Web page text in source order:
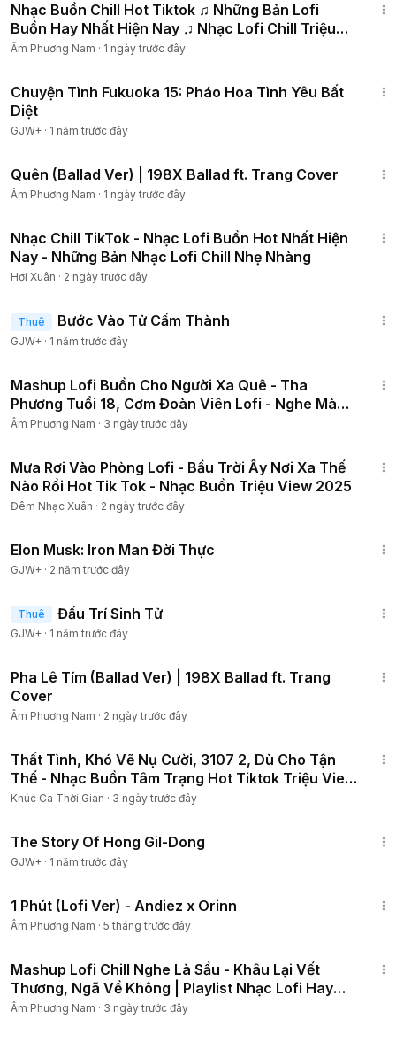
06. Nhường Lại Nỗi Đau - Ngân Ngân
07. Say Trong Cơn Đau - Thiên Chí
08. Người Dưng Nước Lã - Nguyễn Vĩ
10. Yêu Thương Nhau Gì Đâu - Du Thiên
11. Đừng Như Vậy Mà - Đình Dũng
12. Nặng Tình - Khả Hiệp
© Copyright Cryz T
Nhạc Buồn Chill Hot Tiktok ♫ Những Bản Lofi
Buồn Hay Nhất Hiện Nay ♫ Nhạc Lofi Chill Triệu
View
Âm Phương Nam · 1 ngày trước đây
Chuyện Tình Fukuoka 15: Pháo Hoa Tình Yêu Bất
Diệt
GJW+ · 1 năm trước đây
Quên (Ballad Ver) | 198X Ballad ft. Trang Cover
Âm Phương Nam · 1 ngày trước đây
Nhạc Chill TikTok - Nhạc Lofi Buồn Hot Nhất Hiện
Nay - Những Bản Nhạc Lofi Chill Nhẹ Nhàng
Hơi Xuân · 2 ngày trước đây
Thuê Bước Vào Tử Cấm Thành
GJW+ · 1 năm trước đây
Mashup Lofi Buồn Cho Người Xa Quê - Tha
Phương Tuổi 18, Cơm Đoàn Viên Lofi - Nghe Mà
Nhớ Nhà
Âm Phương Nam · 3 ngày trước đây
Mưa Rơi Vào Phòng Lofi - Bầu Trời Ấy Nơi Xa Thế
Nào Rồi Hot Tik Tok - Nhạc Buồn Triệu View 2025
Đêm Nhạc Xuân · 2 ngày trước đây
Elon Musk: Iron Man Đời Thực
GJW+ · 2 năm trước đây
Thuê Đấu Trí Sinh Tử
GJW+ · 1 năm trước đây
Pha Lê Tím (Ballad Ver) | 198X Ballad ft. Trang
Cover
Âm Phương Nam · 2 ngày trước đây
Thất Tình, Khó Vẽ Nụ Cười, 3107 2, Dù Cho Tận
Thế - Nhạc Buồn Tâm Trạng Hot Tiktok Triệu View
2025
Khúc Ca Thời Gian · 3 ngày trước đây
The Story Of Hong Gil-Dong
GJW+ · 1 năm trước đây
1 Phút (Lofi Ver) - Andiez x Orinn
Âm Phương Nam · 5 tháng trước đây
Mashup Lofi Chill Nghe Là Sầu - Khâu Lại Vết
Thương, Ngã Về Không | Playlist Nhạc Lofi Hay
Nhất 2026
Âm Phương Nam · 3 ngày trước đây